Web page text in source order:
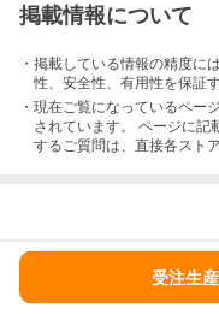
掲載情報について
・掲載している情報の精度に
性、安全性、有用性を保証
・現在ご覧になっているペー
されています。 ページに記
するご質問は、直接各スト
受注生